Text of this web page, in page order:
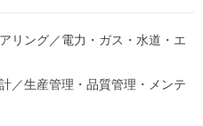
リング／電力・ガス・水道・エ
／生産管理・品質管理・メンテ